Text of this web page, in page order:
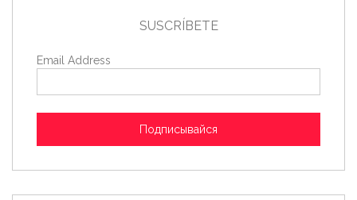
SUSCRÍBETE
Email Address
Подписывайся